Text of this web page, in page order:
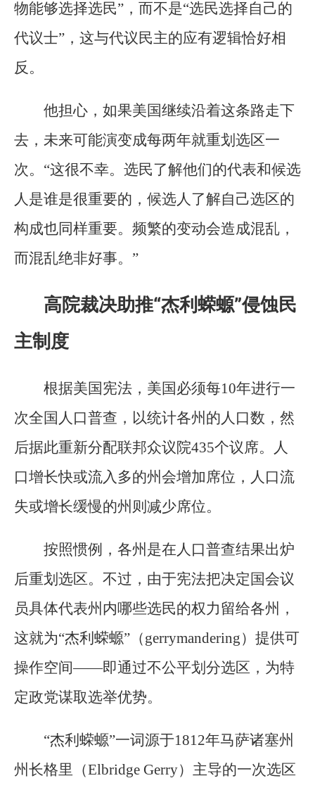
物能够选择选民”，而不是“选民选择自己的
代议士”，这与代议民主的应有逻辑恰好相
反。
他担心，如果美国继续沿着这条路走下
去，未来可能演变成每两年就重划选区一
次。“这很不幸。选民了解他们的代表和候选
人是谁是很重要的，候选人了解自己选区的
构成也同样重要。频繁的变动会造成混乱，
而混乱绝非好事。”
高院裁决助推“杰利蝾螈”侵蚀民
主制度
根据美国宪法，美国必须每10年进行一
次全国人口普查，以统计各州的人口数，然
后据此重新分配联邦众议院435个议席。人
口增长快或流入多的州会增加席位，人口流
失或增长缓慢的州则减少席位。
按照惯例，各州是在人口普查结果出炉
后重划选区。不过，由于宪法把决定国会议
员具体代表州内哪些选民的权力留给各州，
这就为“杰利蝾螈”（gerrymandering）提供可
操作空间——即通过不公平划分选区，为特
定政党谋取选举优势。
“杰利蝾螈”一词源于1812年马萨诸塞州
州长格里（Elbridge Gerry）主导的一次选区